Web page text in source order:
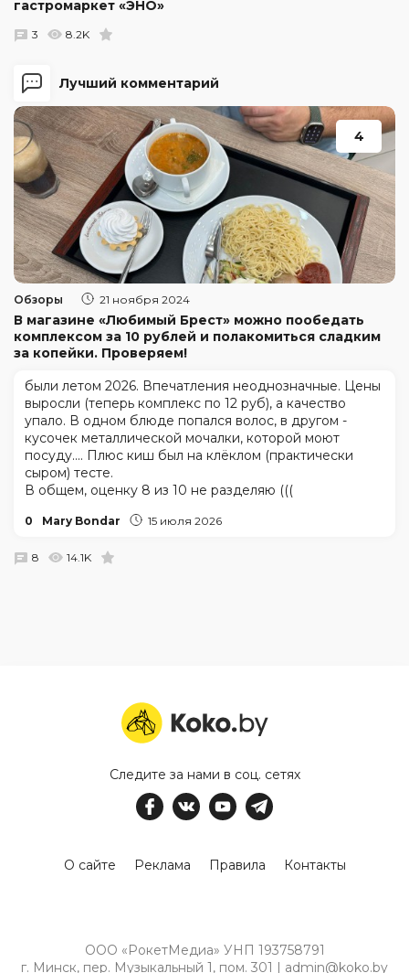
Лучший комментарий
4
Обзоры 21 ноября 2024
В магазине «Любимый Брест» можно пообедать
комплексом за 10 рублей и полакомиться сладким
за копейки. Проверяем!
были летом 2026. Впечатления неоднозначные. Цены
выросли (теперь комплекс по 12 руб), а качество
упало. В одном блюде попался волос, в другом -
кусочек металлической мочалки, которой моют
посуду.... Плюс киш был на клёклом (практически
сыром) тесте.
В общем, оценку 8 из 10 не разделяю (((
0 Mary Bondar 15 июля 2026
8 14.1K
гастромаркет «ЭНО»
3 8.2K
Следите за нами в соц. сетях
О сайте Реклама Правила Контакты
ООО «РокетМедиа» УНП 193758791
г. Минск, пер. Музыкальный 1, пом. 301 | admin@koko.by